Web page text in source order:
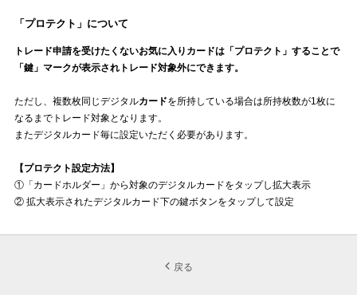
「プロテクト」について
トレード申請を受けたくないお気に入りカードは「プロテクト」することで
「鍵」マークが表示されトレード対象外にできます。
ただし、複数枚同じデジタルカードを所持している場合は所持枚数が1枚に
なるまでトレード対象となります。
またデジタルカード毎に設定いただく必要があります。
【プロテクト設定方法】
①「カードホルダー」から対象のデジタルカードをタップし拡大表示
② 拡大表示されたデジタルカード下の鍵ボタンをタップして設定
戻る